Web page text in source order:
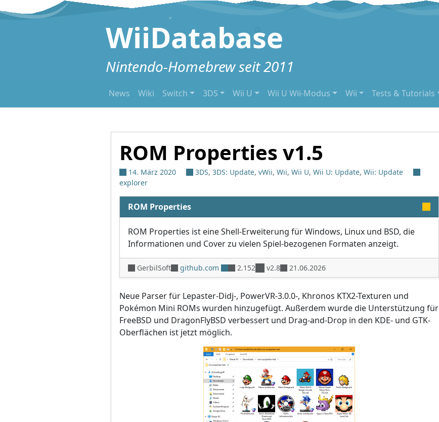
Zum Inhalt springen
WiiDatabase
Nintendo-Homebrew seit 2011
News Wiki Switch 3DS Wii U Wii U Wii-Modus Wii Tests & Tutorials
ROM Properties v1.5
14. März 2020 3DS, 3DS: Update, vWii, Wii, Wii U, Wii U: Update, Wii: Update
explorer
ROM Properties
ROM Properties ist eine Shell-Erweiterung für Windows, Linux und BSD, die
Informationen und Cover zu vielen Spiel-bezogenen Formaten anzeigt.
GerbilSoft github.com 2.152 v2.8 21.06.2026
Neue Parser für Lepaster-Didj-, PowerVR-3.0.0-, Khronos KTX2-Texturen und
Pokémon Mini ROMs wurden hinzugefügt. Außerdem wurde die Unterstützung für
FreeBSD und DragonFlyBSD verbessert und Drag-and-Drop in den KDE- und GTK-
Oberflächen ist jetzt möglich.